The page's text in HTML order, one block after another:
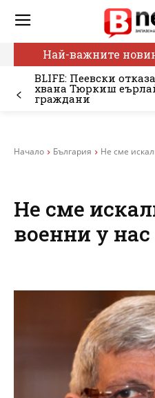
Най-важните
BLIFE: Пеевски
хвана Тюркиш
граждани
Начало България Не сме
Не сме
военни у нас